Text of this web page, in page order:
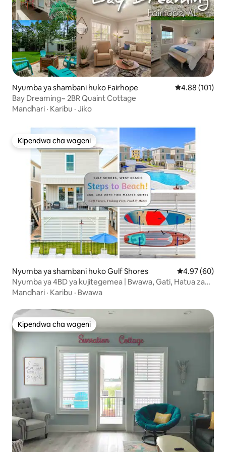
Nyumba ya shambani huko Fairhope Ukadiriaji wa
4.88 (101)
Bay Dreaming~ 2BR Quaint Cottage
Mandhari · Karibu · Jiko
Kipendwa cha wageni
Kipendwa cha wageni
Nyumba ya shambani huko Gulf Shores Ukadiriaji wa
4.97 (60)
Nyumba ya 4BD ya kujitegemea | Bwawa, Gati, Hatua za
Kwenda Ufukweni, Mandhari
Mandhari · Karibu · Bwawa
Kipendwa cha wageni
Kipendwa cha wageni